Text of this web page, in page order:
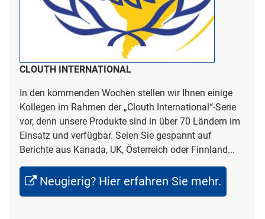
CLOUTH INTERNATIONAL
In den kommenden Wochen stellen wir Ihnen einige
Kollegen im Rahmen der „Clouth International“-Serie
vor, denn unsere Produkte sind in über 70 Ländern im
Einsatz und verfügbar. Seien Sie gespannt auf
Berichte aus Kanada, UK, Österreich oder Finnland...
Neugierig? Hier erfahren Sie mehr.